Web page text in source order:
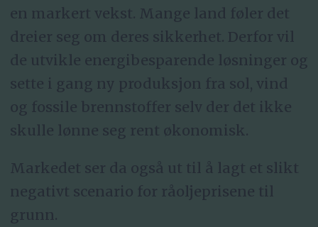
en markert vekst. Mange land føler det
dreier seg om deres sikkerhet. Derfor vil
de utvikle energibesparende løsninger og
sette i gang ny produksjon fra sol, vind
og fossile brennstoffer selv der det ikke
skulle lønne seg rent økonomisk.
Markedet ser da også ut til å lagt et slikt
negativt scenario for råoljeprisene til
grunn.